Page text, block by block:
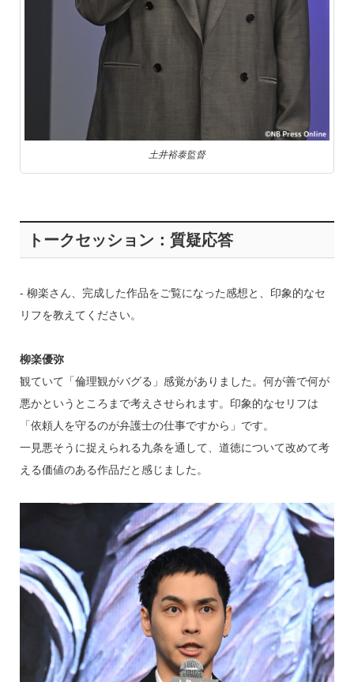
土井裕泰監督
トークセッション：質疑応答
‐ 柳楽さん、完成した作品をご覧になった感想と、印象的なセ
リフを教えてください。
柳楽優弥
観ていて「倫理観がバグる」感覚がありました。何が善で何が
悪かというところまで考えさせられます。印象的なセリフは
「依頼人を守るのが弁護士の仕事ですから」です。
一見悪そうに捉えられる九条を通して、道徳について改めて考
える価値のある作品だと感じました。